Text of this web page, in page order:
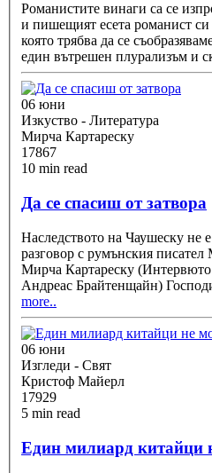
Романистите винаги са се
и пишещият есета романист си
която трябва да се
един вътрешен плурализъм и
06 юни
Изкуство - Литература
Мирча Картареску
17867
10 min read
Да се спасиш от затвора
Наследството на Чаушеску не
разговор с румънския
Мирча Картареску (Интервюто води журналистът
Андреас Брайтенщайн)
more..
06 юни
Изгледи - Свят
Кристоф Майерл
17929
5 min read
Един милиард китайци